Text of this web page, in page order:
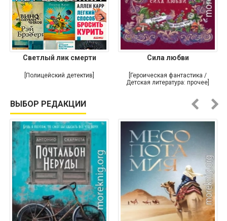
Светлый лик смерти
[Полицейский детектив]
Сила любви
[Героическая фантастика /
Детская литература: прочее]
ВЫБОР РЕДАКЦИИ